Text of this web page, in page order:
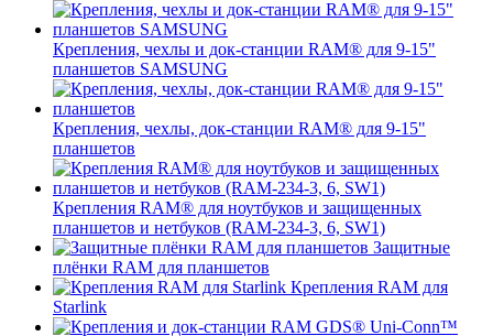
Крепления, чехлы и док-станции RAM® для 9-15"
планшетов SAMSUNG
Крепления, чехлы, док-станции RAM® для 9-15"
планшетов
Крепления RAM® для ноутбуков и защищенных
планшетов и нетбуков (RAM-234-3, 6, SW1)
Защитные
плёнки RAM для планшетов
Крепления RAM для
Starlink